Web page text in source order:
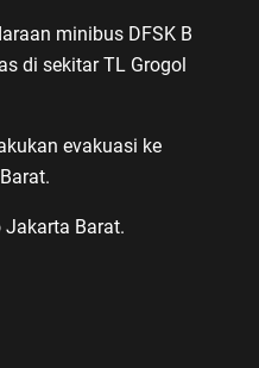
minibus DFSK B
di sekitar TL Grogol
evakuasi ke
Jakarta Barat.